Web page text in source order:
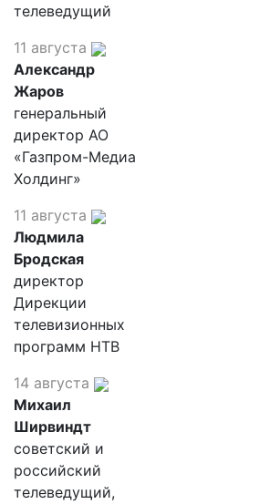
телеведущий
11 августа
Александр
Жаров
генеральный
директор АО
«Газпром-Медиа
Холдинг»
11 августа
Людмила
Бродская
директор
Дирекции
телевизионных
программ НТВ
14 августа
Михаил
Ширвиндт
советский и
российский
телеведущий,